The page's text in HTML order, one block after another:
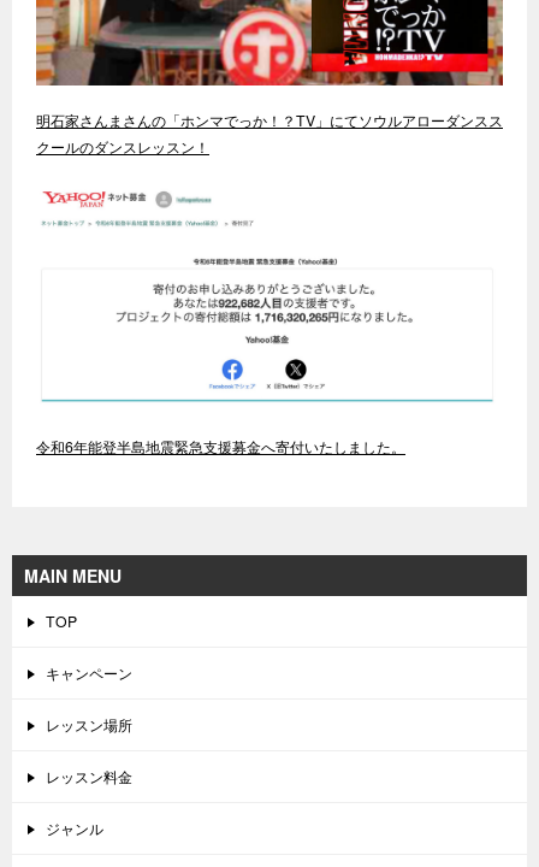
明石家さんまさんの「ホンマでっか！？TV」にてソウルアローダンスス
クールのダンスレッスン！
令和6年能登半島地震緊急支援募金へ寄付いたしました。
MAIN MENU
TOP
キャンペーン
レッスン場所
レッスン料金
ジャンル